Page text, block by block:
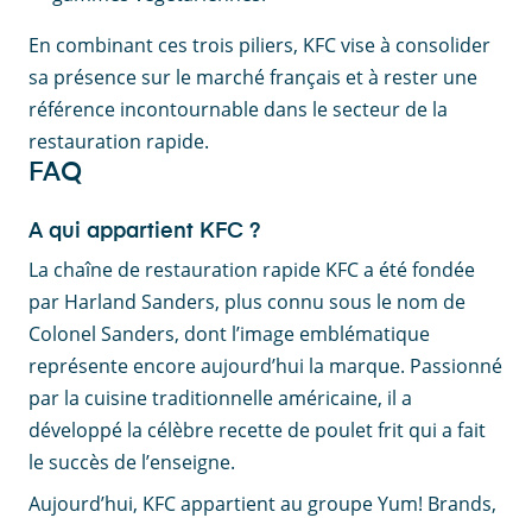
En combinant ces trois piliers, KFC vise à consolider
sa présence sur le marché français et à rester une
référence incontournable dans le secteur de la
restauration rapide.
FAQ
A qui appartient KFC ?
La chaîne de restauration rapide KFC a été fondée
par Harland Sanders, plus connu sous le nom de
Colonel Sanders, dont l’image emblématique
représente encore aujourd’hui la marque. Passionné
par la cuisine traditionnelle américaine, il a
développé la célèbre recette de poulet frit qui a fait
le succès de l’enseigne.
Aujourd’hui, KFC appartient au groupe Yum! Brands,